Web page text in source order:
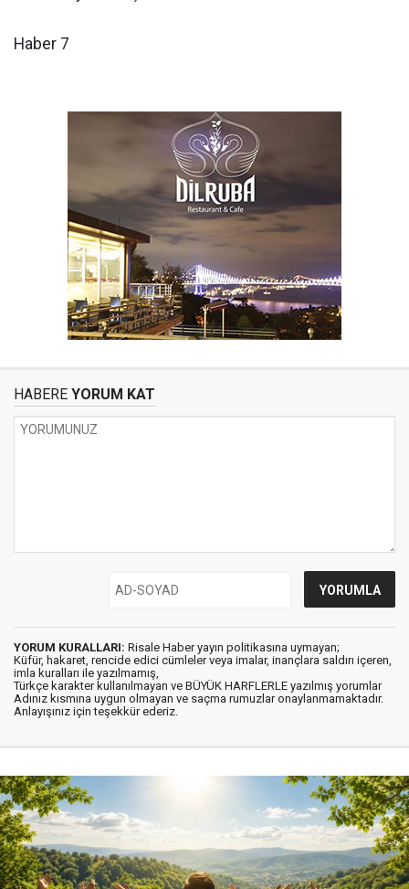
Haber 7
HABERE YORUM KAT
YORUM KURALLARI: Risale Haber yayın politikasına uymayan;
Küfür, hakaret, rencide edici cümleler veya imalar, inançlara saldırı içeren,
imla kuralları ile yazılmamış,
Türkçe karakter kullanılmayan ve BÜYÜK HARFLERLE yazılmış yorumlar
Adınız kısmına uygun olmayan ve saçma rumuzlar onaylanmamaktadır.
Anlayışınız için teşekkür ederiz.